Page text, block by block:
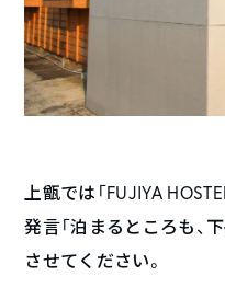
上甑では「FUJIYA
発言「泊まるところも、
させてください。